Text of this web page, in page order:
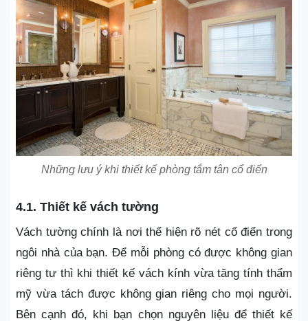
Những lưu ý khi thiết kế phòng tắm tân cổ điển
4.1. Thiết kế vách tường
Vách tường chính là nơi thể hiện rõ nét cổ điển trong
ngôi nhà của bạn. Để mỗi phòng có được không gian
riêng tư thì khi thiết kế vách kính vừa tăng tính thẩm
mỹ vừa tách được không gian riêng cho mọi người.
Bên cạnh đó, khi bạn chọn nguyên liệu để thiết kế